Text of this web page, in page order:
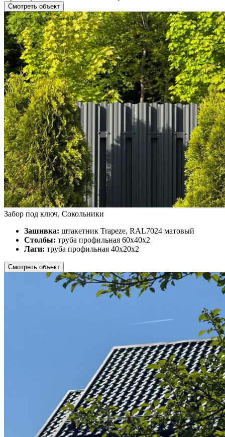
Смотреть объект
Забор под ключ, Сокольники
Зашивка: штакетник Trapeze, RAL7024 матовый
Столбы: труба профильная 60х40х2
Лаги: труба профильная 40х20х2
Смотреть объект